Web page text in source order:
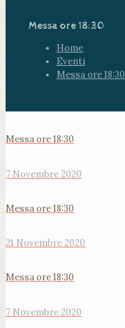
Messa ore 18:30
Home
Eventi
Messa ore 18:30
Messa ore 18:30
7 Novembre 2020
Messa ore 18:30
21 Novembre 2020
Messa ore 18:30
7 Novembre 2020